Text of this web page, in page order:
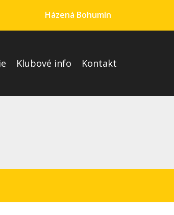
Házená Bohumín
Klubové info Kontakt